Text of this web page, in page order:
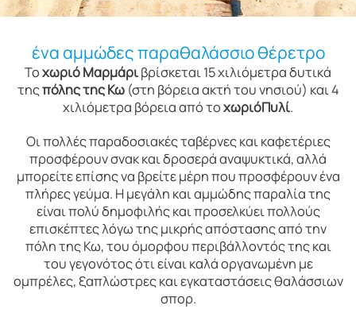
ένα αμμώδες παραθαλάσσιο θέρετρο
Τοχωριό Μαρμάριβρίσκεται 15 χιλιόμετρα δυτικά
τηςπόλης της Κω(στη βόρεια ακτή του νησιού) και 4
χιλιόμετρα βόρεια από τοχωριόΠυλί.
Οι πολλές παραδοσιακές ταβέρνες και καφετέριες
προσφέρουν σνακ και δροσερά αναψυκτικά, αλλά
μπορείτε επίσης να βρείτε μέρη που προσφέρουν ένα
πλήρες γεύμα. Η μεγάλη και αμμώδης παραλία της
είναι πολύ δημοφιλής και προσελκύει πολλούς
επισκέπτες λόγω της μικρής απόστασης από την
πόλη της Κω, του όμορφου περιβάλλοντός της και
του γεγονότος ότι είναι καλά οργανωμένη με
ομπρέλες, ξαπλώστρες και εγκαταστάσεις θαλάσσιων
σπορ.